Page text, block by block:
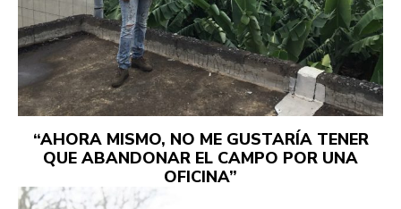
“AHORA MISMO, NO ME GUSTARÍA TENER
QUE ABANDONAR EL CAMPO POR UNA
OFICINA”